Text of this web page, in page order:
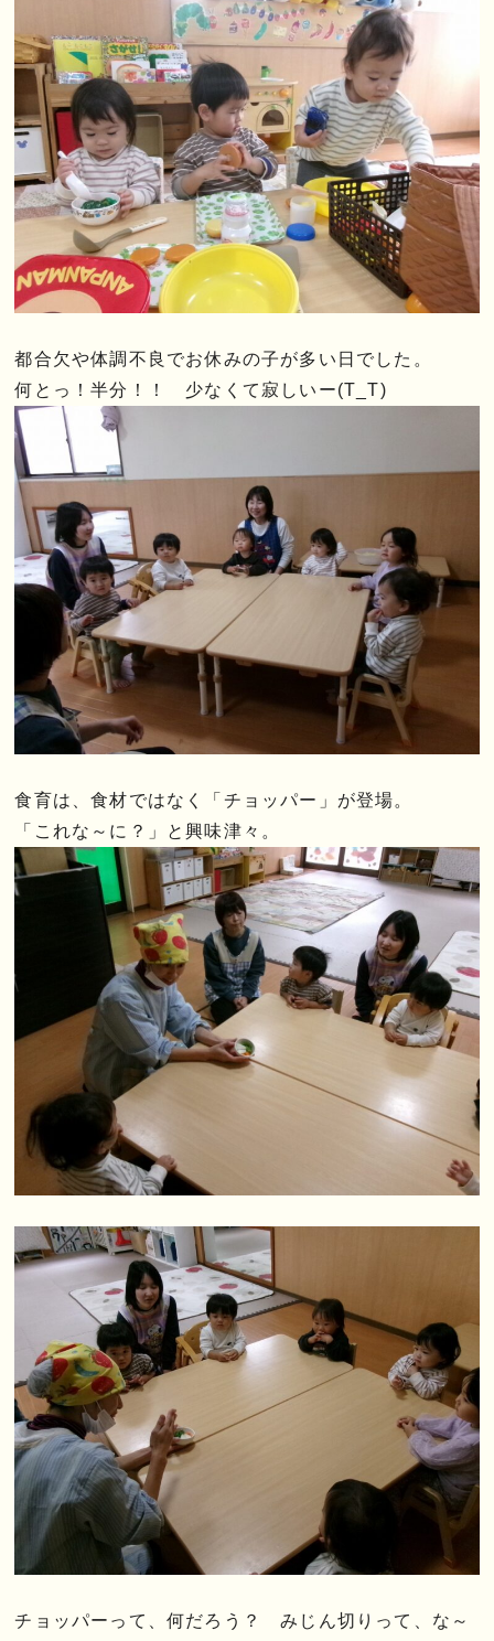
都合欠や体調不良でお休みの子が多い日でした。
何とっ！半分！！ 少なくて寂しいー(T_T)
食育は、食材ではなく「チョッパー」が登場。
「これな～に？」と興味津々。
チョッパーって、何だろう？ みじん切りって、な～